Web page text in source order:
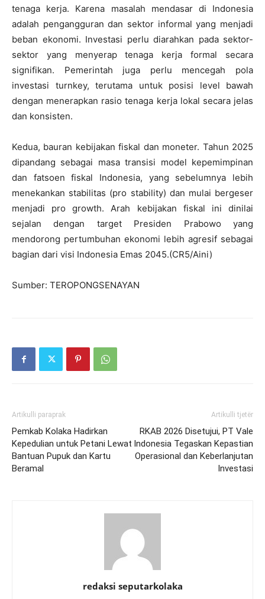
tenaga kerja. Karena masalah mendasar di Indonesia
adalah pengangguran dan sektor informal yang menjadi
beban ekonomi. Investasi perlu diarahkan pada sektor-
sektor yang menyerap tenaga kerja formal secara
signifikan. Pemerintah juga perlu mencegah pola
investasi turnkey, terutama untuk posisi level bawah
dengan menerapkan rasio tenaga kerja lokal secara jelas
dan konsisten.
Kedua, bauran kebijakan fiskal dan moneter. Tahun 2025
dipandang sebagai masa transisi model kepemimpinan
dan fatsoen fiskal Indonesia, yang sebelumnya lebih
menekankan stabilitas (pro stability) dan mulai bergeser
menjadi pro growth. Arah kebijakan fiskal ini dinilai
sejalan dengan target Presiden Prabowo yang
mendorong pertumbuhan ekonomi lebih agresif sebagai
bagian dari visi Indonesia Emas 2045.(CR5/Aini)
Sumber: TEROPONGSENAYAN
Artikulli paraprak
Pemkab Kolaka Hadirkan
Kepedulian untuk Petani Lewat
Bantuan Pupuk dan Kartu
Beramal
Artikulli tjetër
RKAB 2026 Disetujui, PT Vale
Indonesia Tegaskan Kepastian
Operasional dan Keberlanjutan
Investasi
redaksi seputarkolaka